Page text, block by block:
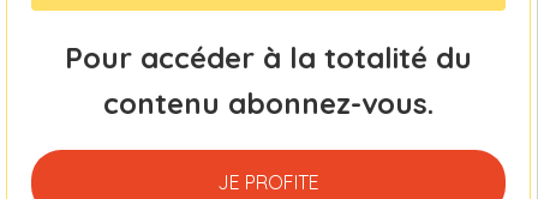
Pour accéder à la totalité du
contenu abonnez-vous.
JE PROFITE